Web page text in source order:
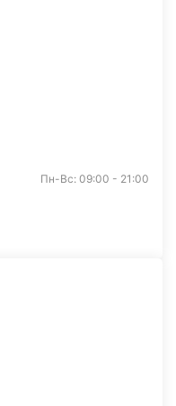
Пн-Вс: 09:00 - 21:00